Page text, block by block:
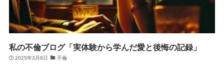
私の不倫ブログ「実体験から学んだ愛と後悔の記録」
2025年3月8日 不倫